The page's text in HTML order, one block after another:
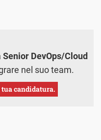
Senior DevOps/Cloud
nel suo team.
candidatura.